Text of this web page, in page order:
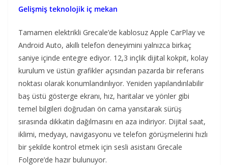
Gelişmiş teknolojik iç mekan
Tamamen elektrikli Grecale’de kablosuz Apple CarPlay ve
Android Auto, akıllı telefon deneyimini yalnızca birkaç
saniye içinde entegre ediyor. 12,3 inçlik dijital kokpit, kolay
kurulum ve üstün grafikler açısından pazarda bir referans
noktası olarak konumlandırılıyor. Yeniden yapılandırılabilir
baş üstü gösterge ekranı, hız, haritalar ve yönler gibi
temel bilgileri doğrudan ön cama yansıtarak sürüş
sırasında dikkatin dağılmasını en aza indiriyor. Dijital saat,
iklimi, medyayı, navigasyonu ve telefon görüşmelerini hızlı
bir şekilde kontrol etmek için sesli asistanı Grecale
Folgore’de hazır bulunuyor.